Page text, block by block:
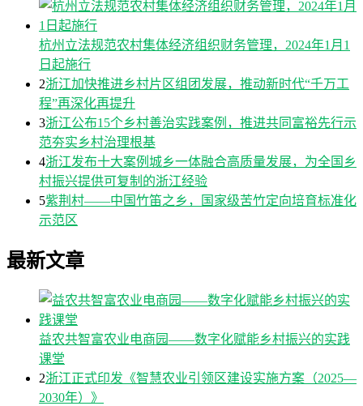
杭州立法规范农村集体经济组织财务管理，2024年1月1
日起施行
2浙江加快推进乡村片区组团发展，推动新时代“千万工
程”再深化再提升
3浙江公布15个乡村善治实践案例，推进共同富裕先行示
范夯实乡村治理根基
4浙江发布十大案例城乡一体融合高质量发展，为全国乡
村振兴提供可复制的浙江经验
5紫荆村——中国竹笛之乡，国家级苦竹定向培育标准化
示范区
最新文章
益农共智富农业电商园——数字化赋能乡村振兴的实践
课堂
2浙江正式印发《智慧农业引领区建设实施方案（2025—
2030年）》